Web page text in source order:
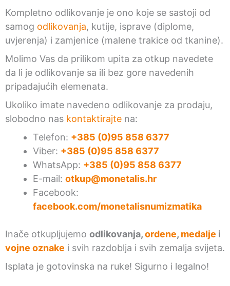
Kompletno odlikovanje je ono koje se sastoji od
samog odlikovanja, kutije, isprave (diplome,
uvjerenja) i zamjenice (malene trakice od tkanine).
Molimo Vas da prilikom upita za otkup navedete
da li je odlikovanje sa ili bez gore navedenih
pripadajućih elemenata.
Ukoliko imate navedeno odlikovanje za prodaju,
slobodno nas kontaktirajtena:
Telefon: +385 (0)95 858 6377
Viber: +385 (0)95 858 6377
WhatsApp: +385 (0)95 858 6377
E-mail: otkup@monetalis.hr
Facebook:
facebook.com/monetalisnumizmatika
Inače otkupljujemo odlikovanja,ordene, medalje i
vojne oznake i svih razdoblja i svih zemalja svijeta.
Isplata je gotovinska na ruke! Sigurno i legalno!